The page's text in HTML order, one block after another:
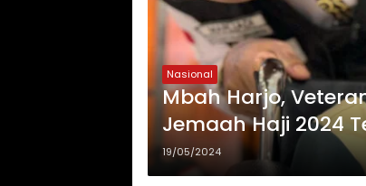
Nasional
Mbah Harjo,
Jemaah Haji 2024
19/05/2024